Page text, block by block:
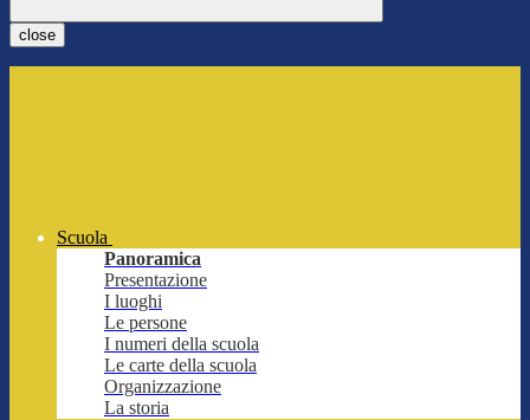
close
Scuola
Panoramica
Presentazione
I luoghi
Le persone
I numeri della scuola
Le carte della scuola
Organizzazione
La storia